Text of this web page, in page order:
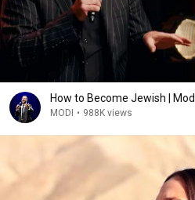
How to Become Jewish |
MODI • 988K views